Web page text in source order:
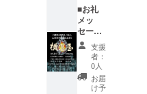
ただた
だイベ
ント開
催を応
援しま
す！！
！とい
う神様
■お礼
メッ
セージ
＋
■9/23前
売チ
ケット1
枚＋ ■
支援
者：
0人
お届
け予